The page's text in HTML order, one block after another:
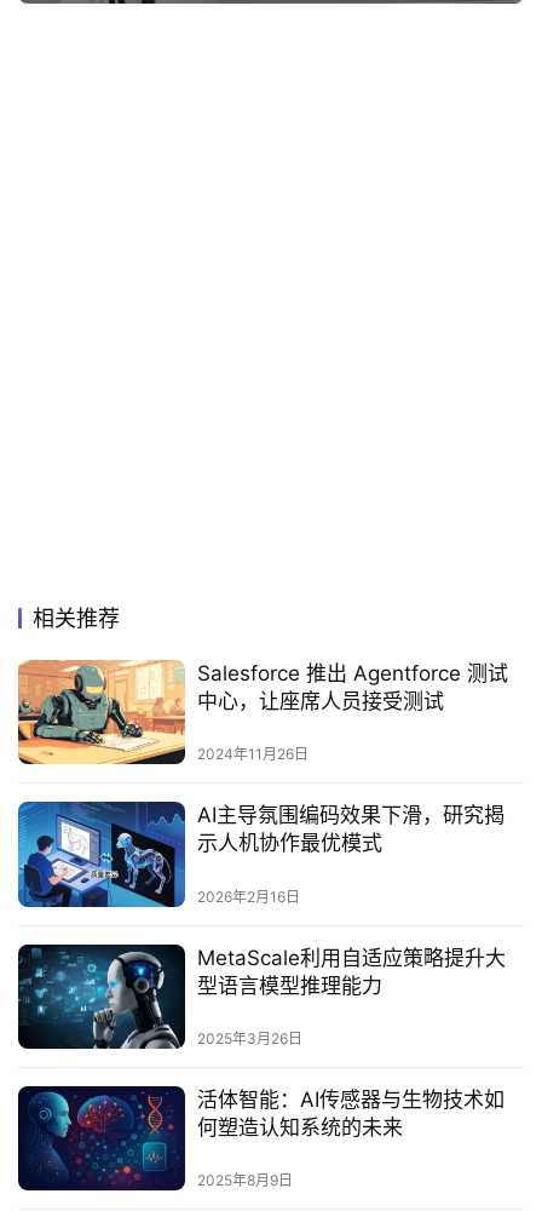
相关推荐
Salesforce 推出 Agentforce 测试
中心，让座席人员接受测试
2024年11月26日
AI主导氛围编码效果下滑，研究揭
示人机协作最优模式
2026年2月16日
MetaScale利用自适应策略提升大
型语言模型推理能力
2025年3月26日
活体智能：AI传感器与生物技术如
何塑造认知系统的未来‌
2025年8月9日